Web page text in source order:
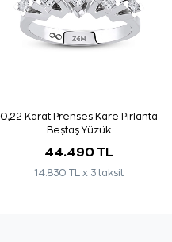
0,22 Karat Prenses Kare Pırlanta
Beştaş Yüzük
44.490 TL
14.830 TL x 3 taksit